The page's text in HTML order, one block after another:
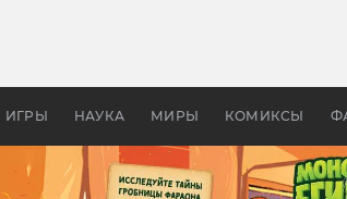
ИГРЫ НАУКА МИРЫ КОМИКСЫ
апокалипсис, в России —